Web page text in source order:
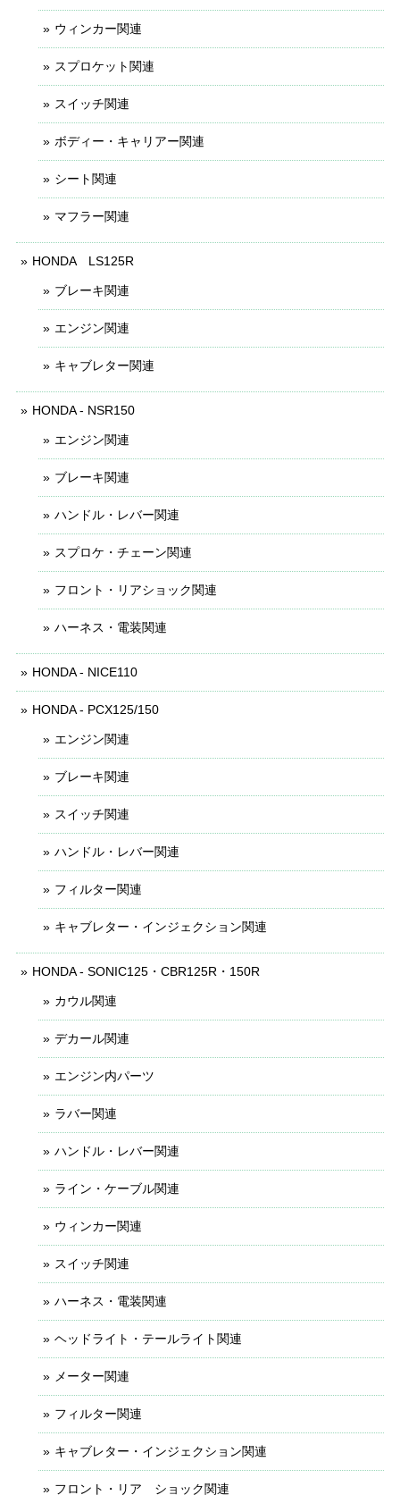
ウィンカー関連
スプロケット関連
スイッチ関連
ボディー・キャリアー関連
シート関連
マフラー関連
HONDA LS125R
ブレーキ関連
エンジン関連
キャブレター関連
HONDA - NSR150
エンジン関連
ブレーキ関連
ハンドル・レバー関連
スプロケ・チェーン関連
フロント・リアショック関連
ハーネス・電装関連
HONDA - NICE110
HONDA - PCX125/150
エンジン関連
ブレーキ関連
スイッチ関連
ハンドル・レバー関連
フィルター関連
キャブレター・インジェクション関連
HONDA - SONIC125・CBR125R・150R
カウル関連
デカール関連
エンジン内パーツ
ラバー関連
ハンドル・レバー関連
ライン・ケーブル関連
ウィンカー関連
スイッチ関連
ハーネス・電装関連
ヘッドライト・テールライト関連
メーター関連
フィルター関連
キャブレター・インジェクション関連
フロント・リア ショック関連